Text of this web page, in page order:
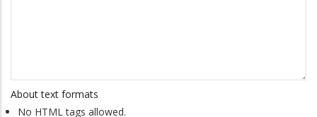
About text formats
No HTML tags allowed.